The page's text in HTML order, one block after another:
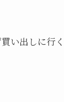
い出しに行